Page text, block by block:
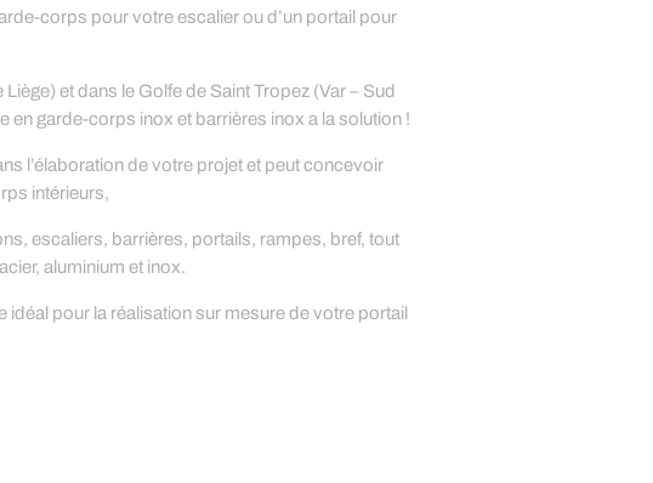
corps pour votre escalier ou d’un portail pour
et dans le Golfe de Saint Tropez (Var – Sud
en garde-corps inox et barrières inox a la solution !
l’élaboration de votre projet et peut concevoir
intérieurs,
escaliers, barrières, portails, rampes, bref, tout
aluminium et inox.
idéal pour la réalisation sur mesure de votre portail